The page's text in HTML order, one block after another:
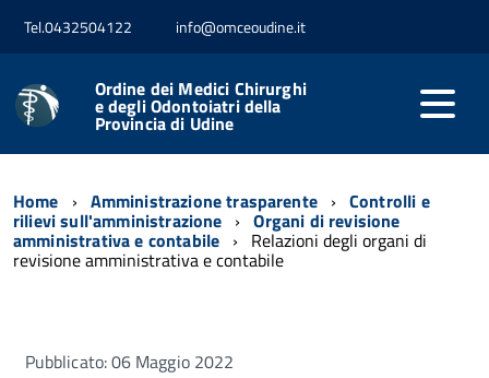
Tel.0432504122 info@omceoudine.it
Ordine dei Medici Chirurghi
e degli Odontoiatri della
Provincia di Udine
Home Amministrazione trasparente Controlli e
rilievi sull'amministrazione Organi di revisione
amministrativa e contabile Relazioni degli organi di
revisione amministrativa e contabile
Pubblicato: 06 Maggio 2022